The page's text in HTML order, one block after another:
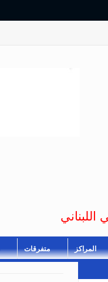
اللبناني
المراكز متفرقات